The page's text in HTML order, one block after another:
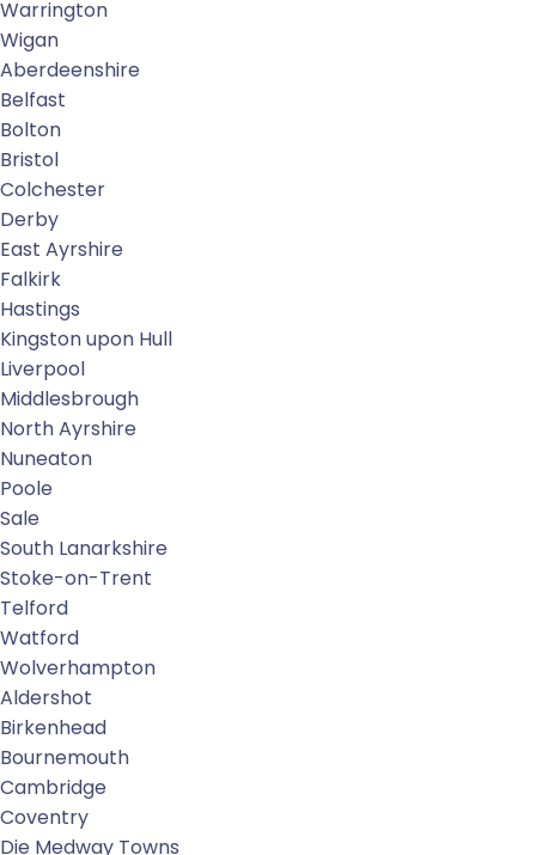
Warrington
Wigan
Aberdeenshire
Belfast
Bolton
Bristol
Colchester
Derby
East Ayrshire
Falkirk
Hastings
Kingston upon Hull
Liverpool
Middlesbrough
North Ayrshire
Nuneaton
Poole
Sale
South Lanarkshire
Stoke-on-Trent
Telford
Watford
Wolverhampton
Aldershot
Birkenhead
Bournemouth
Cambridge
Coventry
Die Medway Towns